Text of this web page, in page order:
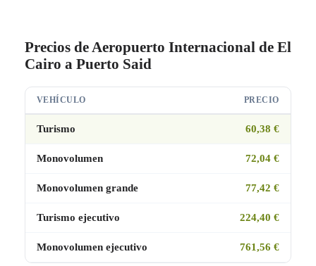
Precios de Aeropuerto Internacional de El
Cairo a Puerto Said
VEHÍCULO PRECIO
Turismo 60,38 €
Monovolumen 72,04 €
Monovolumen grande 77,42 €
Turismo ejecutivo 224,40 €
Monovolumen ejecutivo 761,56 €